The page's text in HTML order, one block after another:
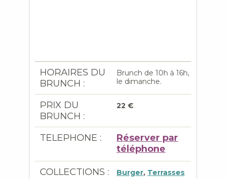
HORAIRES DU
BRUNCH :
Brunch de 10h à 16h,
le dimanche.
PRIX DU
BRUNCH :
22 €
TELEPHONE :
Réserver par
téléphone
COLLECTIONS : Burger, Terrasses